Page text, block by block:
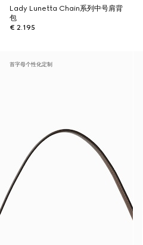
Lady Lunetta Chain系列中号肩背
包
€ 2.195
首字母个性化定制